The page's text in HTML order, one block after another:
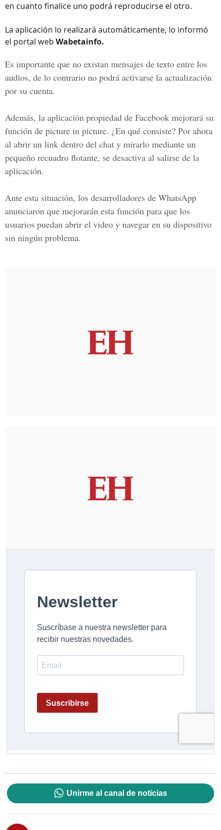
en cuanto finalice uno podrá reproducirse el otro.
La aplicación lo realizará automáticamente, lo informó
el portal web Wabetainfo.
Es importante que no existan mensajes de texto entre los
audios, de lo contrario no podrá activarse la actualización
por su cuenta.
Además, la aplicación propiedad de Facebook mejorará su
función de picture in picture. ¿En qué consiste? Por ahora
al abrir un link dentro del chat y mirarlo mediante un
pequeño recuadro flotante, se desactiva al salirse de la
aplicación.
Ante esta situación, los desarrolladores de WhatsApp
anunciaron que mejorarán esta función para que los
usuarios puedan abrir el video y navegar en su dispositivo
sin ningún problema.
Unirme al canal de noticias